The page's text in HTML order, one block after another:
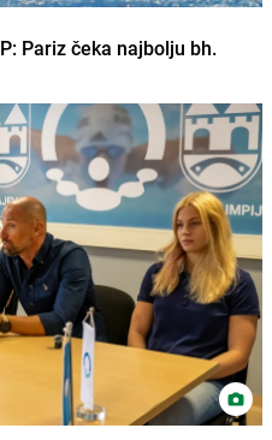
Pariz čeka najbolju bh.